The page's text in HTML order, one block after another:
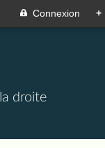
Connexion +
droite